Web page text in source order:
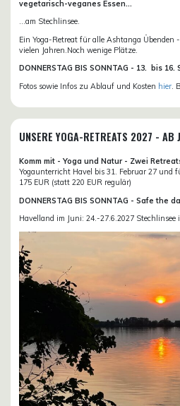
vegetarisch-veganes Essen...
...am Stechlinsee.
Ein Yoga-Retreat für alle Ashtanga Übenden
vielen Jahren.Noch wenige Plätze.
DONNERSTAG BIS SONNTAG - 13. bis 16.
Fotos sowie Infos zu Ablauf und Kosten hier .
UNSERE YOGA-RETREATS 2027 - AB
Komm mit - Yoga und Natur - Zwei
Yogaunterricht Havel bis 31. Februar 27 und
175 EUR (statt 220 EUR regulär)
DONNERSTAG BIS SONNTAG - Safe the
Havelland im Juni: 24.-27.6.2027 Stechlinsee